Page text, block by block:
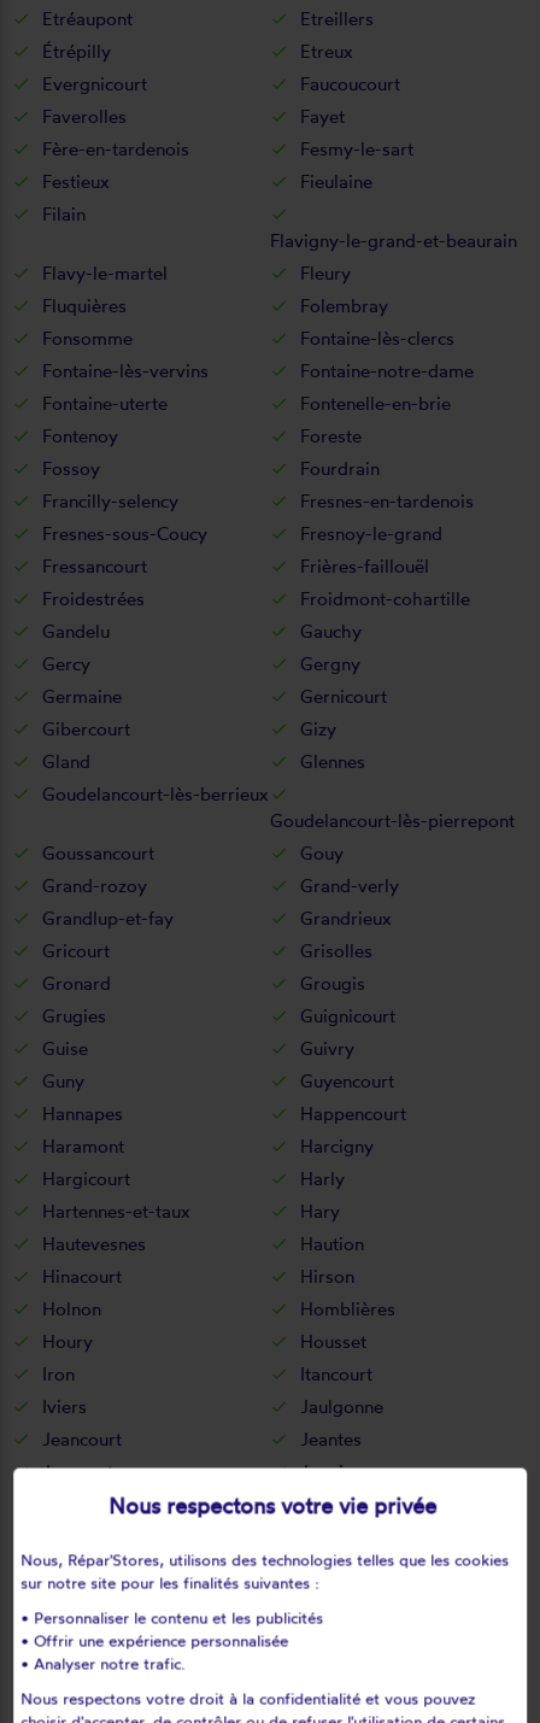
Etréaupont
Etreillers
Étrépilly
Etreux
Evergnicourt
Faucoucourt
Faverolles
Fayet
Fère-en-tardenois
Fesmy-le-sart
Festieux
Fieulaine
Filain
Flavigny-le-grand-et-beaurain
Flavy-le-martel
Fleury
Fluquières
Folembray
Fonsomme
Fontaine-lès-clercs
Fontaine-lès-vervins
Fontaine-notre-dame
Fontaine-uterte
Fontenelle-en-brie
Fontenoy
Foreste
Fossoy
Fourdrain
Francilly-selency
Fresnes-en-tardenois
Fresnes-sous-Coucy
Fresnoy-le-grand
Fressancourt
Frières-faillouël
Froidestrées
Froidmont-cohartille
Gandelu
Gauchy
Gercy
Gergny
Germaine
Gernicourt
Gibercourt
Gizy
Gland
Glennes
Goudelancourt-lès-berrieux
Goudelancourt-lès-pierrepont
Goussancourt
Gouy
Grand-rozoy
Grand-verly
Grandlup-et-fay
Grandrieux
Gricourt
Grisolles
Gronard
Grougis
Grugies
Guignicourt
Guise
Guivry
Guny
Guyencourt
Hannapes
Happencourt
Haramont
Harcigny
Hargicourt
Harly
Hartennes-et-taux
Hary
Hautevesnes
Haution
Hinacourt
Hirson
Holnon
Homblières
Houry
Housset
Iron
Itancourt
Iviers
Jaulgonne
Jeancourt
Jeantes
Joncourt
Jouaignes
Jumencourt
Jumigny
Juvincourt-et-damary
La bouteille
La chapelle-monthodon
La croix-sur-ourcq
La ferté-chevresis
La ferté-milon
Nous respectons votre vie privée
Nous, Répar'Stores, utilisons des technologies telles que les cookies
sur notre site pour les finalités suivantes :
• Personnaliser le contenu et les publicités
• Offrir une expérience personnalisée
• Analyser notre trafic.
Nous respectons votre droit à la confidentialité et vous pouvez